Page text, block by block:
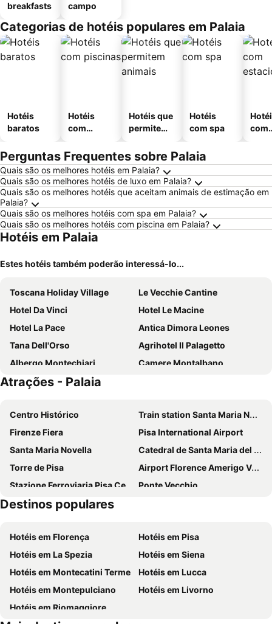
breakfasts
campo
Categorias de hotéis populares em Palaia
Hotéis
baratos
Hotéis
com
Hotéis que
permitem
Hotéis
com spa
com
Perguntas Frequentes sobre Palaia
Quais são os melhores hotéis em Palaia?
Quais são os melhores hotéis de luxo em Palaia?
Quais são os melhores hotéis que aceitam animais de estimação em
Palaia?
Quais são os melhores hotéis com spa em Palaia?
Quais são os melhores hotéis com piscina em Palaia?
Hotéis em Palaia
Estes hotéis também poderão interessá-lo...
Toscana Holiday Village
Le Vecchie Cantine
Hotel Da Vinci
Hotel Le Macine
Hotel La Pace
Antica Dimora Leones
Tana Dell'Orso
Agrihotel Il Palagetto
Albergo Montechiari
Camere Montalbano
Boccioleto Resort & Spa
Hotel Il Falchetto
Tower Inn Pisa Valdera
L'Antica Sosta
Hotel Calamidoro
Villa Petriolo
Hotel Sextum
Rustico In Pietra
Hotel Il Sole
Atrações - Palaia
Centro Histórico
Train station Santa Maria Novella
Firenze Fiera
Pisa International Airport
Santa Maria Novella
Catedral de Santa Maria del Fiore
Torre de Pisa
Airport Florence Amerigo Vespucci
Stazione Ferroviaria Pisa Centrale
Ponte Vecchio
Piazza Duomo
Brunelleschi
Santa Cruz
Mercato Centrale
Panzano in Chianti
Chiesa dei Santi Michele e Gaetano
Firenze Expo Congress SPA
Ghizzano
Centro Storico
San Vivaldo
Destinos populares
Hotéis em Florença
Hotéis em Pisa
Hotéis em La Spezia
Hotéis em Siena
Hotéis em Montecatini Terme
Hotéis em Lucca
Hotéis em Montepulciano
Hotéis em Livorno
Hotéis em Riomaggiore